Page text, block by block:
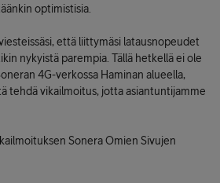
optimistisia.
että liittymäsi latausnopeudet
nykyistä parempia. Tällä hetkellä ei ole
4G-verkossa Haminan alueella,
tehdä vikailmoitus, jotta asiantuntijamme
Sonera Omien Sivujen